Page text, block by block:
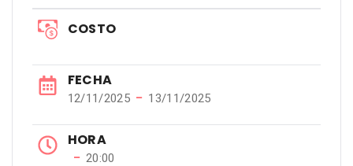
COSTO
FECHA
12/11/2025 − 13/11/2025
HORA
− 20:00